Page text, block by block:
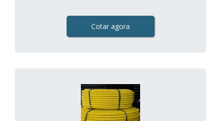
Cotar agora